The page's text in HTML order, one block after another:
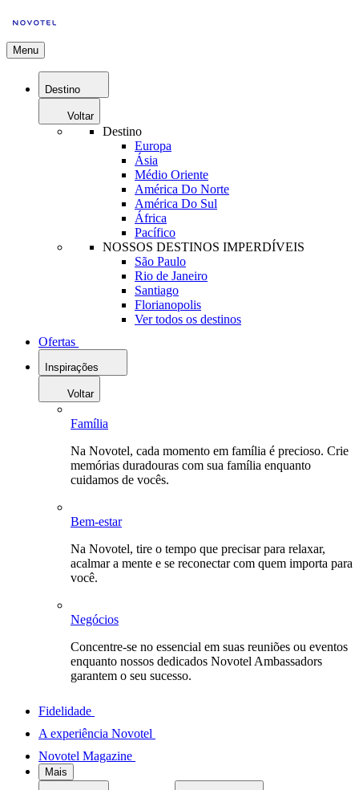
Menu
Destino
Voltar
Destino
Europa
Ásia
Médio Oriente
América Do Norte
América Do Sul
África
Pacífico
NOSSOS DESTINOS IMPERDÍVEIS
São Paulo
Rio de Janeiro
Santiago
Florianopolis
Ver todos os destinos
Ofertas
Inspirações
Voltar
Família
Na Novotel, cada momento em família é precioso. Crie
memórias duradouras com sua família enquanto
cuidamos de vocês.
Bem-estar
Na Novotel, tire o tempo que precisar para relaxar,
acalmar a mente e se reconectar com quem importa para
você.
Negócios
Concentre-se no essencial em suas reuniões ou eventos
enquanto nossos dedicados Novotel Ambassadors
garantem o seu sucesso.
Fidelidade
A experiência Novotel
Novotel Magazine
Mais